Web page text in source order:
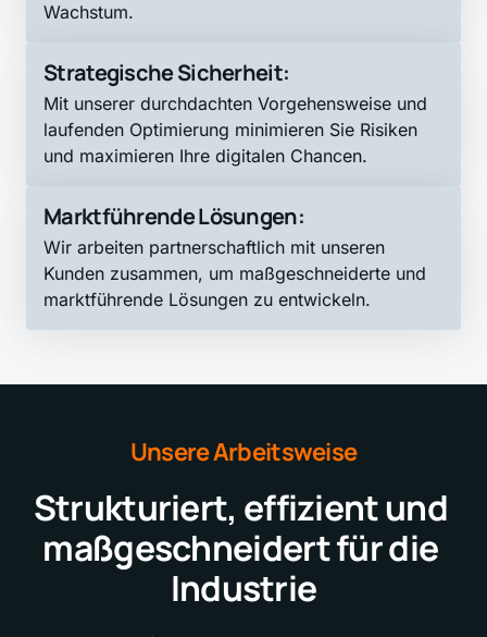
Wachstum.
Strategische Sicherheit:
Mit unserer durchdachten Vorgehensweise und
laufenden Optimierung minimieren Sie Risiken
und maximieren Ihre digitalen Chancen.
Marktführende Lösungen:
Wir arbeiten partnerschaftlich mit unseren
Kunden zusammen, um maßgeschneiderte und
marktführende Lösungen zu entwickeln.
Unsere Arbeitsweise
Strukturiert, effizient und
maßgeschneidert für die
Industrie